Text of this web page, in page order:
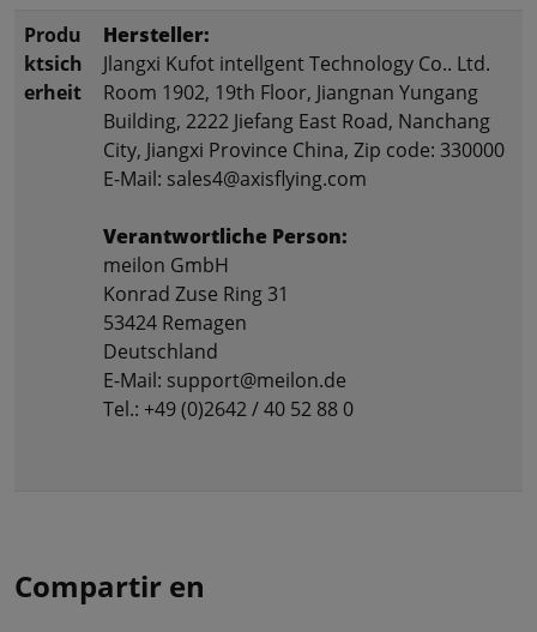
Produ
ktsich
erheit
Hersteller:
Jlangxi Kufot intellgent Technology Co.. Ltd.
Room 1902, 19th Floor, Jiangnan Yungang
Building, 2222 Jiefang East Road, Nanchang
City, Jiangxi Province China, Zip code: 330000
E-Mail: sales4@axisflying.com
Verantwortliche Person:
meilon GmbH
Konrad Zuse Ring 31
53424 Remagen
Deutschland
E-Mail: support@meilon.de
Tel.: +49 (0)2642 / 40 52 88 0
Compartir en